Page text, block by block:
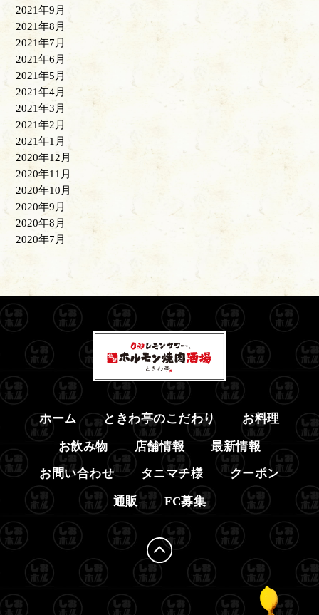
2021年9月
2021年8月
2021年7月
2021年6月
2021年5月
2021年4月
2021年3月
2021年2月
2021年1月
2020年12月
2020年11月
2020年10月
2020年9月
2020年8月
2020年7月
ホーム ときわ亭のこだわり お料理
お飲み物 店舗情報 最新情報
お問い合わせ タニマチ様 クーポン
通販 FC募集